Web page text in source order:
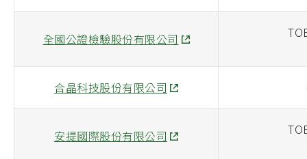
全國公證檢驗股份有限公司
合晶科技股份有限公司
安提國際股份有限公司